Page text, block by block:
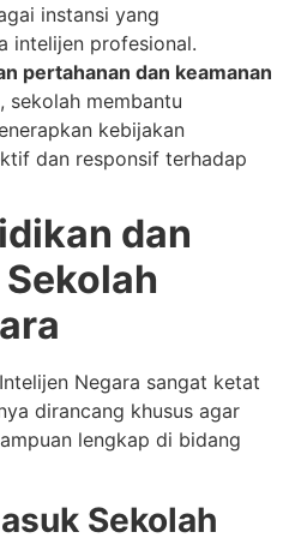
instansi yang
intelijen profesional.
pertahanan dan keamanan
sekolah membantu
kebijakan
dan responsif terhadap
dan
Negara sangat ketat
dirancang khusus agar
lengkap di bidang
Sekolah